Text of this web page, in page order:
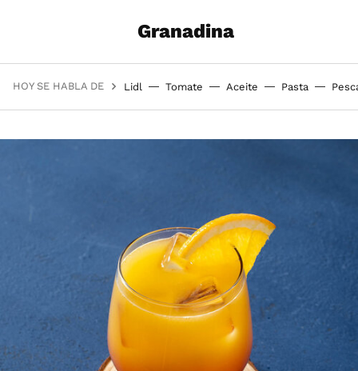
Granadina
HOY SE HABLA DE Lidl Tomate Aceite Pasta